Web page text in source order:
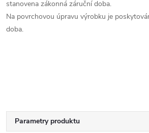
stanovena zákonná záruční doba.
Na povrchovou úpravu výrobku je
doba.
Parametry produktu